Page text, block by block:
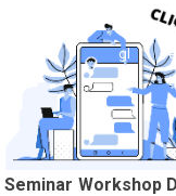
Seminar Workshop